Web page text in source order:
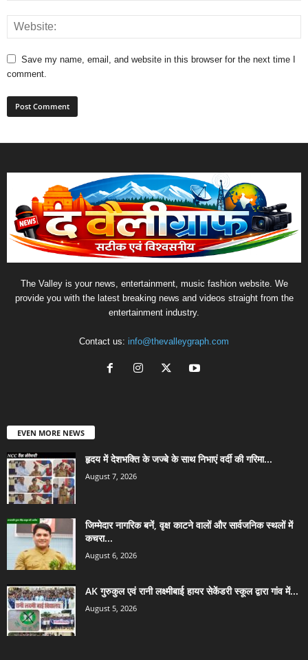
Save my name, email, and website in this browser for the next time I
comment.
The Valley is your news, entertainment, music fashion website. We
provide you with the latest breaking news and videos straight from the
entertainment industry.
Contact us: info@thevalleygraph.com
EVEN MORE NEWS
हृदय में देशभक्ति के जज्बे के साथ निभाएं वर्दी की गरिमा...
August 7, 2026
जिम्मेदार नागरिक बनें, वृक्ष काटने वालों और सार्वजनिक स्थलों में
कचरा...
August 6, 2026
AK गुरुकुल एवं रानी लक्ष्मीबाई हायर सेकेंडरी स्कूल द्वारा गांव में...
August 5, 2026